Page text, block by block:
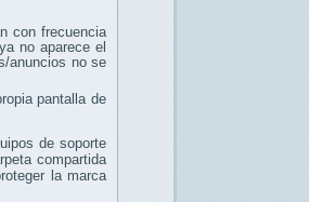
con frecuencia
no aparece el
anuncios no se
pantalla de
de soporte
compartida
la marca